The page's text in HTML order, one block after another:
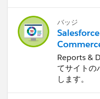
バッジ
Reports &
てサイトの
します。